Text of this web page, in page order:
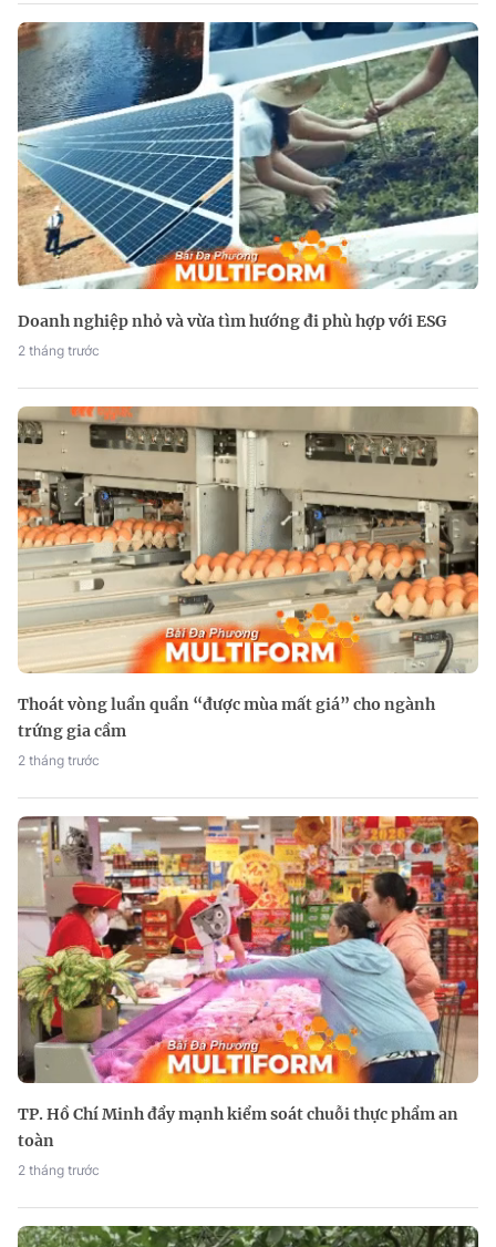
Doanh nghiệp nhỏ và vừa tìm hướng đi phù hợp với ESG
2 tháng trước
Thoát vòng luẩn quẩn “được mùa mất giá” cho ngành
trứng gia cầm
2 tháng trước
TP. Hồ Chí Minh đẩy mạnh kiểm soát chuỗi thực phẩm an
toàn
2 tháng trước